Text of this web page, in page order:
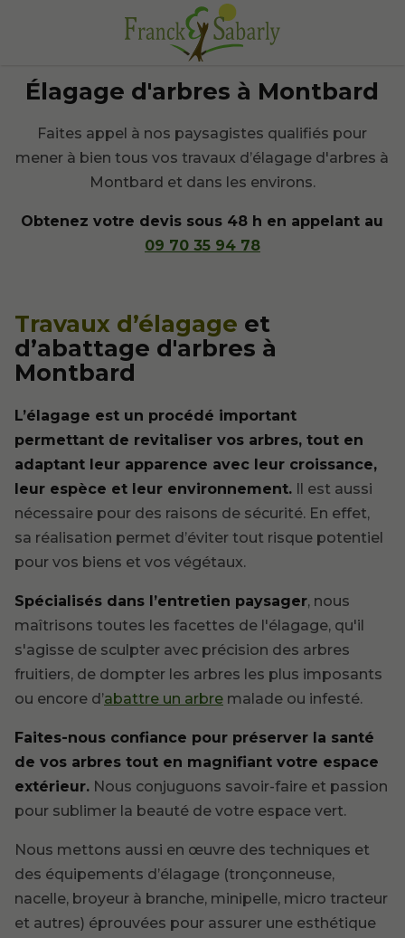
Élagage d'arbres à Montbard
Faites appel à nos paysagistes qualifiés pour
mener à bien tous vos travaux d’élagage d'arbres à
Montbard et dans les environs.
Obtenez votre devis sous 48 h en appelant au
09 70 35 94 78
Travaux d’élagage et
d’abattage d'arbres à
Montbard
L’élagage est un procédé important
permettant de revitaliser vos arbres, tout en
adaptant leur apparence avec leur croissance,
leur espèce et leur environnement. Il est aussi
nécessaire pour des raisons de sécurité. En effet,
sa réalisation permet d’éviter tout risque potentiel
pour vos biens et vos végétaux.
Spécialisés dans l’entretien paysager, nous
maîtrisons toutes les facettes de l'élagage, qu'il
s'agisse de sculpter avec précision des arbres
fruitiers, de dompter les arbres les plus imposants
ou encore d’abattre un arbre malade ou infesté.
Faites-nous confiance pour préserver la santé
de vos arbres tout en magnifiant votre espace
extérieur. Nous conjuguons savoir-faire et passion
pour sublimer la beauté de votre espace vert.
Nous mettons aussi en œuvre des techniques et
des équipements d’élagage (tronçonneuse,
nacelle, broyeur à branche, minipelle, micro tracteur
et autres) éprouvées pour assurer une esthétique